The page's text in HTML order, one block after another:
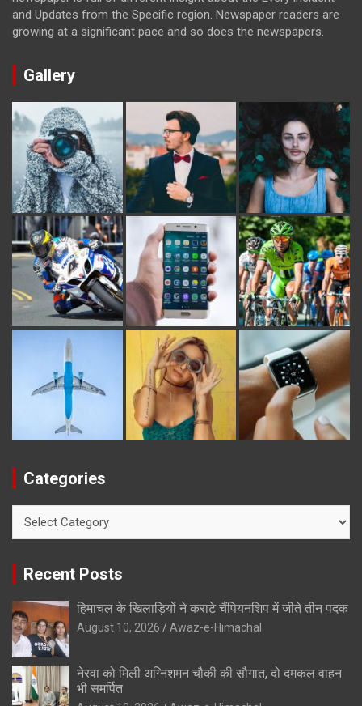
and Updates from the Specific region. Newspaper readers are
growing at a significant pace and so does the newspapers.
Gallery
Categories
Recent Posts
हिमाचल के खिलाड़ियों ने कराटे चैंपियनशिप में जीते तीन पदक
August 10, 2026 Awaz-e-Himachal
नेरवा को मिली अग्निशमन चौकी की सौगात, दो दमकल वाहन
भी समर्पित